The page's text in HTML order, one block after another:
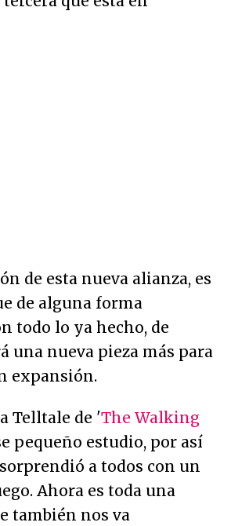
de esta nueva alianza, es
de alguna forma
todo lo ya hecho, de
una nueva pieza más para
expansión.
Telltale de 'The Walking
pequeño estudio, por así
a todos con un
Ahora es toda una
también nos va